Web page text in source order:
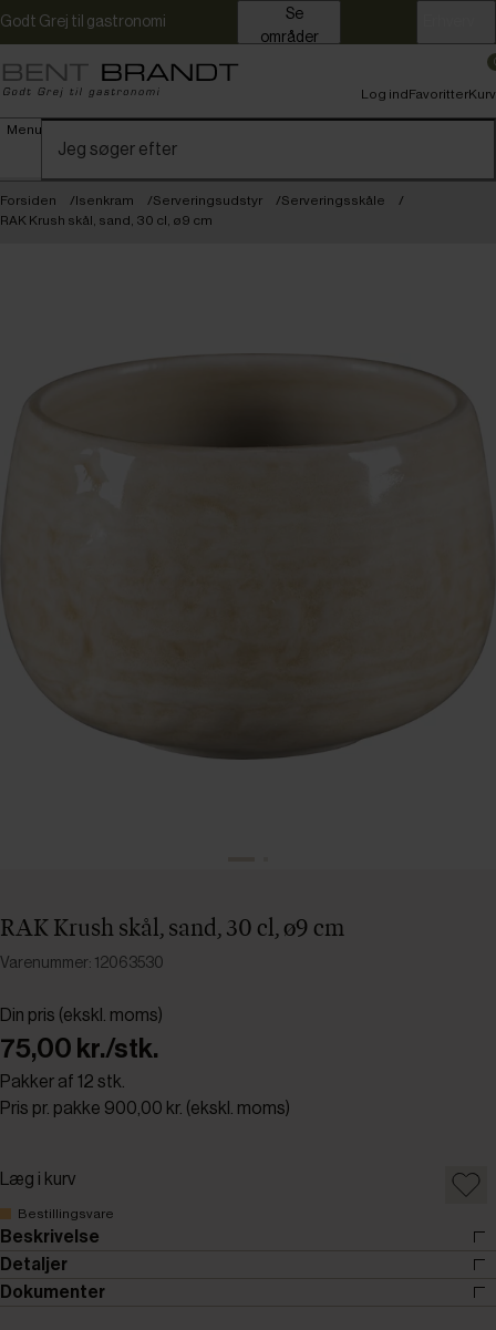
Godt Grej til gastronomi
områder
Menu
Log indFavoritterKurv
Forsiden Isenkram Serveringsudstyr
Serveringsskåle
RAK Krush skål, sand, 30 cl, ø9 cm
RAK Krush skål, sand, 30 cl, ø9 cm
Varenummer: 12063530
Din pris (ekskl. moms)
75,00 kr./stk.
Pakker af 12 stk.
Pris pr. pakke 900,00 kr. (ekskl. moms)
Læg i kurv
Bestillingsvare
Beskrivelse
Detaljer
Dokumenter